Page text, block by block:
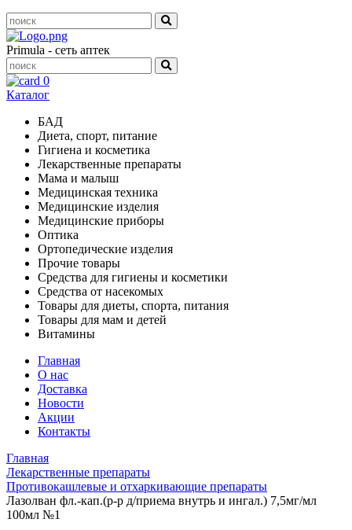
Primula - сеть аптек
0
Каталог
БАД
Диета, спорт, питание
Гигиена и косметика
Лекарственные препараты
Мама и малыш
Медицинская техника
Медицинские изделия
Медицинские приборы
Оптика
Ортопедические изделия
Прочие товары
Средства для гигиены и косметики
Средства от насекомых
Товары для диеты, спорта, питания
Товары для мам и детей
Витамины
Главная
О нас
Доставка
Новости
Акции
Контакты
Главная
Лекарственные препараты
Противокашлевые и отхаркивающие препараты
Лазолван фл.-кап.(р-р д/приема внутрь и ингал.) 7,5мг/мл
100мл №1